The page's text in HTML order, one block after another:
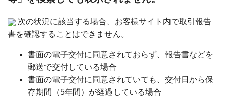
次の状況に該当する場合、お客様サイト内で取引報告
書を確認することはできません。
書面の電子交付に同意されておらず、報告書などを
郵送で交付している場合
書面の電子交付に同意されていても、交付日から保
存期間（5年間）が経過している場合